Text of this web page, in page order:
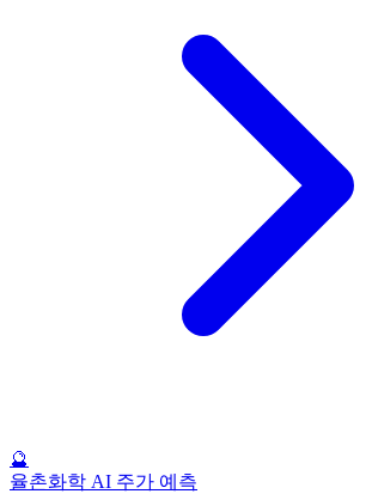
🔮
율촌화학 AI 주가 예측